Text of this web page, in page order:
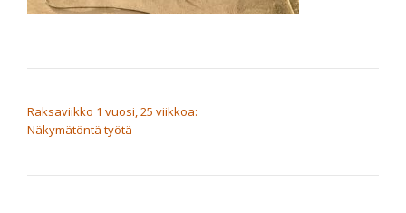
Raksaviikko 1 vuosi, 25 viikkoa:
Näkymätöntä työtä